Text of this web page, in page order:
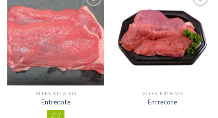
Zet in
mijn
favorieten
VLEES, KIP & VIS
Entrecote
Zet in
mijn
favorieten
VLEES, KIP & VIS
Entrecote